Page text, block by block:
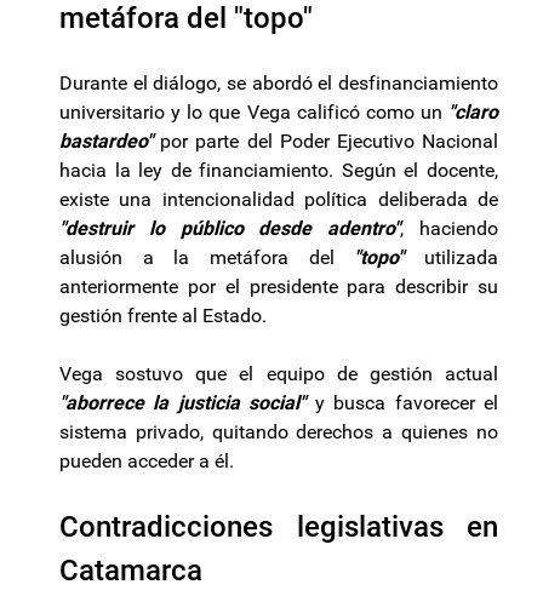
metáfora del "topo"
Durante el diálogo, se abordó el desfinanciamiento
universitario y lo que Vega calificó como un "claro
bastardeo" por parte del Poder Ejecutivo Nacional
hacia la ley de financiamiento. Según el docente,
existe una intencionalidad política deliberada de
"destruir lo público desde adentro", haciendo
alusión a la metáfora del "topo"utilizada
anteriormente por el presidente para describir su
gestión frente al Estado.
Vega sostuvo que el equipo de gestión actual
"aborrece la justicia social"y busca favorecer el
sistema privado, quitando derechos a quienes no
pueden acceder a él.
Contradicciones legislativas en
Catamarca